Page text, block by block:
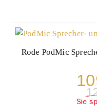
Rode PodMic
Sie